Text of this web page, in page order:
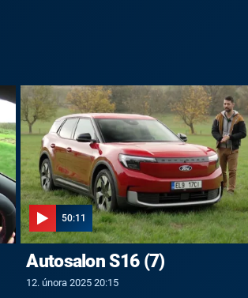
50:11
Autosalon S16 (7)
12. února 2025 20:15